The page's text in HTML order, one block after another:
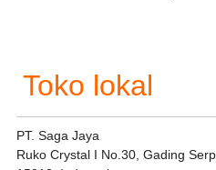
Toko lokal
PT. Saga Jaya
Ruko Crystal I No.30, Gading